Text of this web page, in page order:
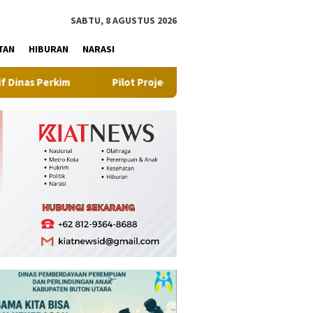
SABTU, 8 AGUSTUS 2026
HIBURAN NARASI
Pilot Project, Kementerian ATR/BPN Uji Coba